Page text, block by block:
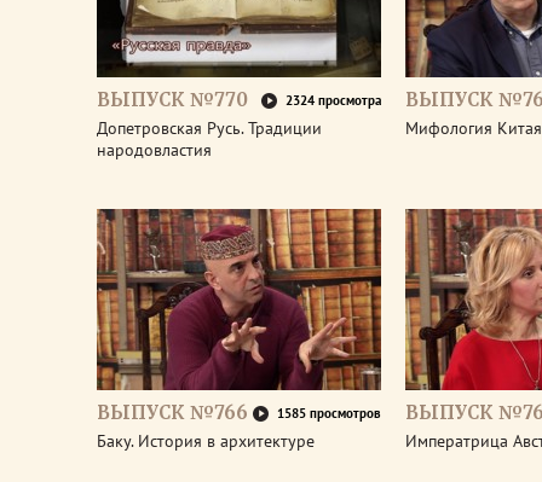
ВЫПУСК №770 2324 просмотра
Допетровская Русь. Традиции
народовластия
ВЫПУСК
Мифология Китая
ВЫПУСК №766 1585 просмотров
Баку. История в архитектуре
ВЫПУСК
Императрица